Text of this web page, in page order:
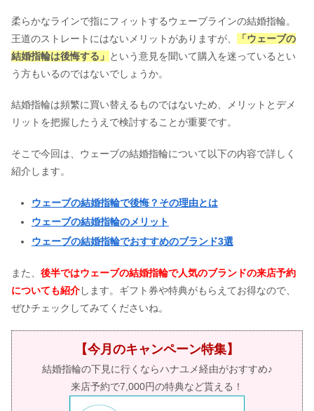
柔らかなラインで指にフィットするウェーブラインの結婚指輪。
王道のストレートにはないメリットがありますが、
「ウェーブの
結婚指輪は後悔する」 という意見を聞いて購入を迷っているとい
う方もいるのではないでしょうか。
結婚指輪は頻繁に買い替えるものではないため、メリットとデメ
リットを把握したうえで検討することが重要です。
そこで今回は、ウェーブの結婚指輪について以下の内容で詳しく
紹介します。
ウェーブの結婚指輪で後悔？その理由とは
ウェーブの結婚指輪のメリット
ウェーブの結婚指輪でおすすめのブランド3選
また、 後半ではウェーブの結婚指輪で人気のブランドの来店予約
についても紹介します。ギフト券や特典がもらえてお得なので、
ぜひチェックしてみてくださいね。
【今月のキャンペーン特集】
結婚指輪の下見に行くならハナユメ経由がおすすめ♪
来店予約で7,000円の特典など貰える！